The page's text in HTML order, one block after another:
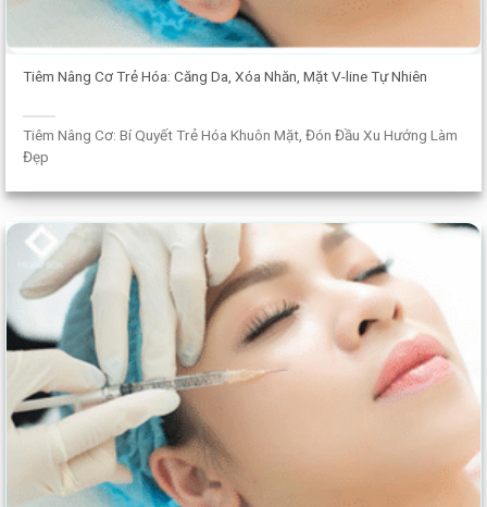
Tiêm Nâng Cơ Trẻ Hóa: Căng Da, Xóa Nhăn, Mặt V-line Tự Nhiên
Tiêm Nâng Cơ: Bí Quyết Trẻ Hóa Khuôn Mặt, Đón Đầu Xu Hướng Làm
Đẹp